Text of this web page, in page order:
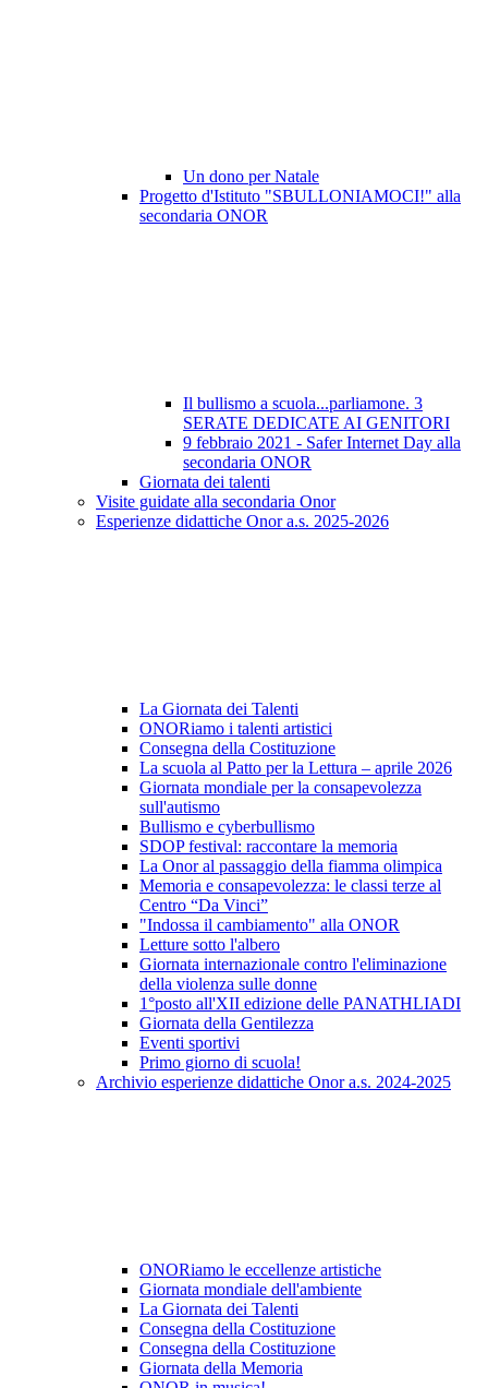
Un dono per Natale
Progetto d'Istituto "SBULLONIAMOCI!" alla
secondaria ONOR
Il bullismo a scuola...parliamone. 3
SERATE DEDICATE AI GENITORI
9 febbraio 2021 - Safer Internet Day alla
secondaria ONOR
Giornata dei talenti
Visite guidate alla secondaria Onor
Esperienze didattiche Onor a.s. 2025-2026
La Giornata dei Talenti
ONORiamo i talenti artistici
Consegna della Costituzione
La scuola al Patto per la Lettura – aprile 2026
Giornata mondiale per la consapevolezza
sull'autismo
Bullismo e cyberbullismo
SDOP festival: raccontare la memoria
La Onor al passaggio della fiamma olimpica
Memoria e consapevolezza: le classi terze al
Centro “Da Vinci”
"Indossa il cambiamento" alla ONOR
Letture sotto l'albero
Giornata internazionale contro l'eliminazione
della violenza sulle donne
1°posto all'XII edizione delle PANATHLIADI
Giornata della Gentilezza
Eventi sportivi
Primo giorno di scuola!
Archivio esperienze didattiche Onor a.s. 2024-2025
ONORiamo le eccellenze artistiche
Giornata mondiale dell'ambiente
La Giornata dei Talenti
Consegna della Costituzione
Consegna della Costituzione
Giornata della Memoria